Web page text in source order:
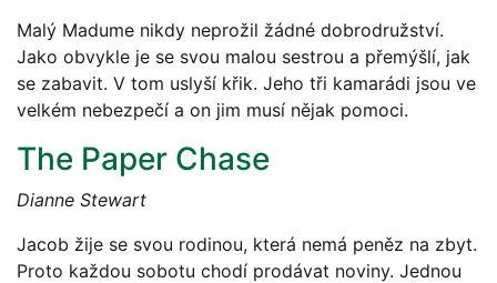
Malý Madume nikdy neprožil žádné dobrodružství.
Jako obvykle je se svou malou sestrou a přemýšlí, jak
se zabavit. V tom uslyší křik. Jeho tři kamarádi jsou ve
velkém nebezpečí a on jim musí nějak pomoci.
The Paper Chase
Dianne Stewart
Jacob žije se svou rodinou, která nemá peněz na zbyt.
Proto každou sobotu chodí prodávat noviny. Jednou